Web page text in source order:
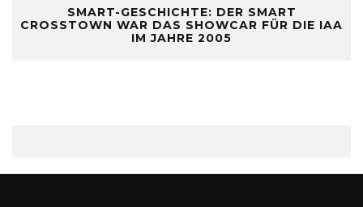
SMART-GESCHICHTE: DER SMART
CROSSTOWN WAR DAS SHOWCAR FÜR DIE IAA
IM JAHRE 2005